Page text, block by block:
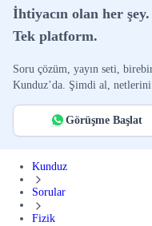
İhtiyacın olan her şey.
Tek platform.
Soru çözüm, yayın seti,
Kunduz’da. Şimdi al, netlerini
Görüşme Başlat
Kunduz
Sorular
Fizik